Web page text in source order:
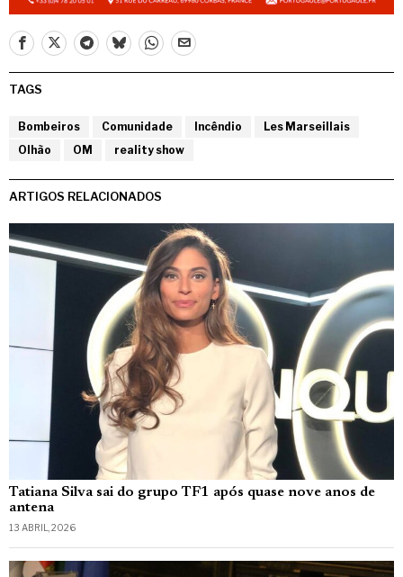
TAGS
Bombeiros Comunidade Incêndio
Les Marseillais
Olhão
OM reality show
ARTIGOS RELACIONADOS
Tatiana Silva sai do grupo TF1 após quase nove anos de
antena
13 ABRIL, 2026